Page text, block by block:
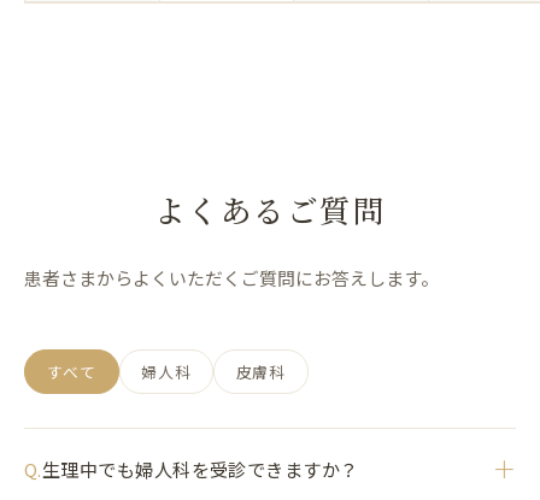
よくあるご質問
患者さまからよくいただくご質問にお答えします。
すべて 婦人科 皮膚科
Q.生理中でも婦人科を受診できますか？ ＋